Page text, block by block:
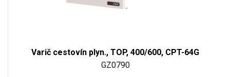
Varič cestovín plyn., TOP, 400/600, CPT-64G
GZ0790